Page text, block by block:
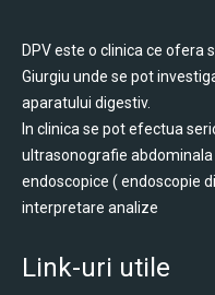
DPV este o clinica ce ofera
Giurgiu unde se pot
aparatului digestiv.
In clinica se pot efectua
ultrasonografie
endoscopice ( endoscopie
interpretare analize
Link-uri utile